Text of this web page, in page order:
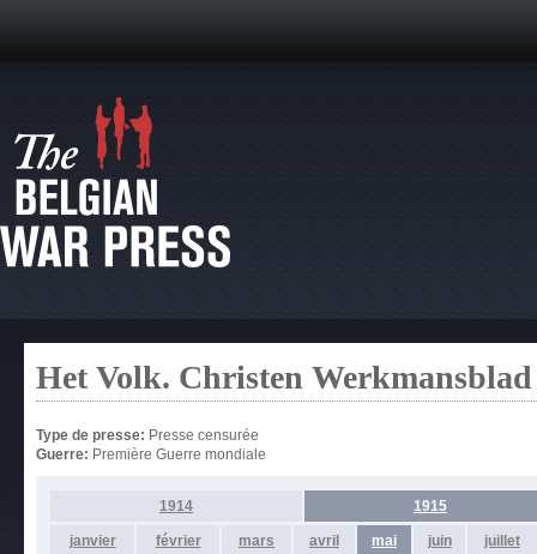
Het Volk. Christen Werkmansblad
Type de presse: Presse censurée
Guerre: Première Guerre mondiale
1914 1915
janvier février mars avril mai juin juillet